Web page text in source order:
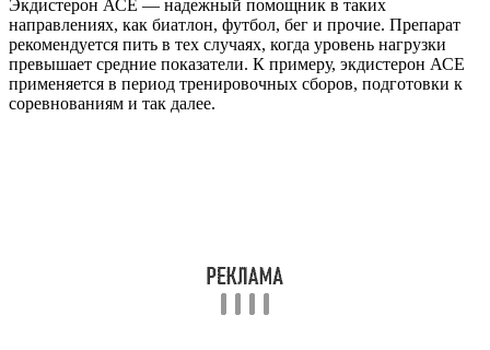
Экдистерон АСЕ — надежный помощник в таких
направлениях, как биатлон, футбол, бег и прочие. Препарат
рекомендуется пить в тех случаях, когда уровень нагрузки
превышает средние показатели. К примеру, экдистерон АСЕ
применяется в период тренировочных сборов, подготовки к
соревнованиям и так далее.